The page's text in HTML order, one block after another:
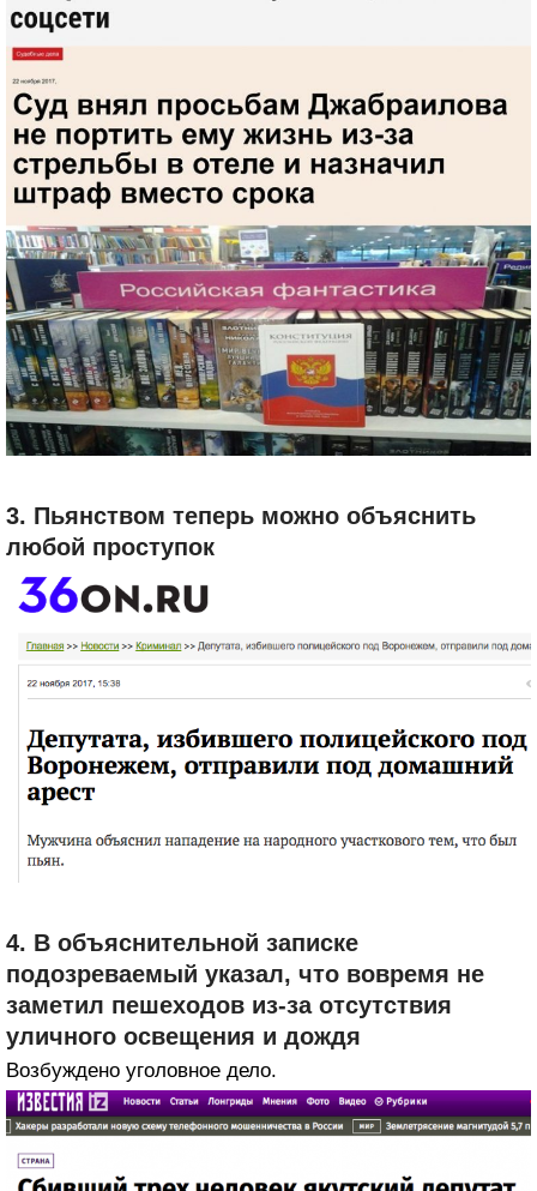
3. Пьянством теперь можно объяснить
любой проступок
4. В объяснительной записке
подозреваемый указал, что вовремя не
заметил пешеходов из-за отсутствия
уличного освещения и дождя
Возбуждено уголовное дело.